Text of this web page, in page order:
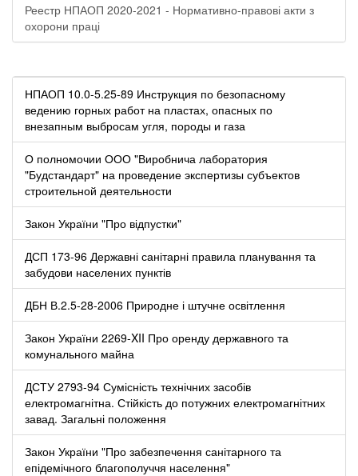
Реестр НПАОП 2020-2021 - Нормативно-правові акти з
охорони праці
НПАОП 10.0-5.25-89 Инструкция по безопасному
ведению горных работ на пластах, опасных по
внезапным выбросам угля, породы и газа
О полномочии ООО "Виробнича лаборатория
"Будстандарт" на проведение экспертизы субъектов
строительной деятельности
Закон України "Про відпустки"
ДСП 173-96 Державні санітарні правила планування та
забудови населених пунктів
ДБН В.2.5-28-2006 Природне і штучне освітлення
Закон України 2269-XII Про оренду державного та
комунального майна
ДСТУ 2793-94 Сумісність технічних засобів
електромагнітна. Стійкість до потужних електромагнітних
завад. Загальні положення
Закон України "Про забезпечення санітарного та
епідемічного благополуччя населення"